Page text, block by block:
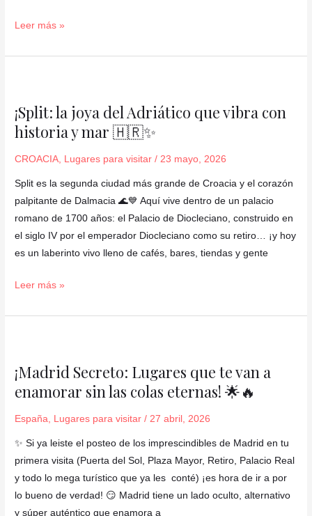
Leer más »
¡Split: la joya del Adriático que vibra con
historia y mar 🇭🇷✨
CROACIA Lugares para visitar / 23 mayo, 2026
Split es la segunda ciudad más grande de Croacia y el corazón
palpitante de Dalmacia 🌊💙 Aquí vive dentro de un palacio
romano de 1700 años: el Palacio de Diocleciano, construido en
el siglo IV por el emperador Diocleciano como su retiro… ¡y hoy
es un laberinto vivo lleno de cafés, bares, tiendas y gente
joya
del
vibra
con
historia
y
mar
✨Leer más »
¡Madrid Secreto: Lugares que te van a
enamorar sin las colas eternas! 🌟🔥
España Lugares para visitar / 27 abril, 2026
✨ Si ya leiste el posteo de los imprescindibles de Madrid en tu
primera visita (Puerta del Sol, Plaza Mayor, Retiro, Palacio Real
y todo lo mega turístico que ya les conté) ¡es hora de ir a por
lo bueno de verdad! 😏 Madrid tiene un lado oculto, alternativo
y súper auténtico que enamora a
Lugares
que
van
a
enamorar
sin
las
colas